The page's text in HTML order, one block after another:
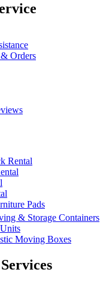
Orders
Rental
Pads
& Storage Containers
Moving Boxes